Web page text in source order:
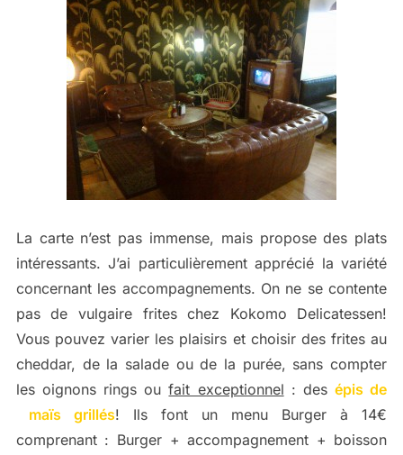
La carte n’est pas immense, mais propose des plats
intéressants. J’ai particulièrement apprécié la variété
concernant les accompagnements. On ne se contente
pas de vulgaire frites chez Kokomo Delicatessen!
Vous pouvez varier les plaisirs et choisir des frites au
cheddar, de la salade ou de la purée, sans compter
les oignons rings oufait exceptionnel : des épis de
maïs grillés! Ils font un menu Burger à 14€
comprenant : Burger + accompagnement + boisson